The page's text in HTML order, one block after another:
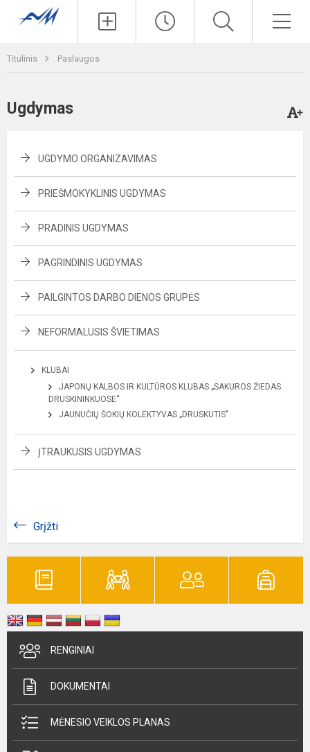
Titulinis Paslaugos
Ugdymas
UGDYMO ORGANIZAVIMAS
PRIEŠMOKYKLINIS UGDYMAS
PRADINIS UGDYMAS
PAGRINDINIS UGDYMAS
PAILGINTOS DARBO DIENOS GRUPĖS
NEFORMALUSIS ŠVIETIMAS
KLUBAI
JAPONŲ KALBOS IR KULTŪROS KLUBAS „SAKUROS ŽIEDAS
DRUSKININKUOSE“
JAUNUČIŲ ŠOKIŲ KOLEKTYVAS „DRUSKUTIS"
ĮTRAUKUSIS UGDYMAS
Grįžti
RENGINIAI
DOKUMENTAI
MĖNESIO VEIKLOS PLANAS